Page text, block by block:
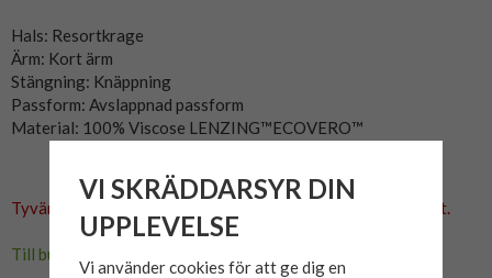
Hals: Resortkrage
Ärm: Kort ärm
Stängning: Knäppning
Passform: Avslappnad passform
Material: 100% Viscose LENZING™ECOVERO™
Tyvärr ingår inte denna produkt i vårt sortiment för tillfället.
Till butikens startsida »
VI SKRÄDDARSYR DIN
UPPLEVELSE
Vi använder cookies för att ge dig en